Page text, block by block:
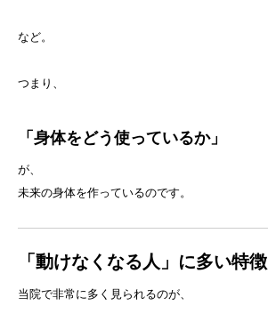
など。
つまり、
「身体をどう使っているか」
が、
未来の身体を作っているのです。
「動けなくなる人」に多い特徴
当院で非常に多く見られるのが、